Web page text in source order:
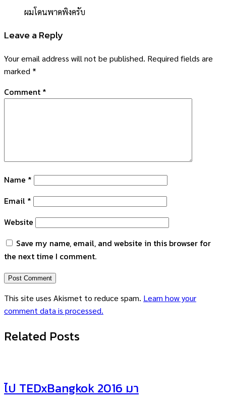
ผมโดนพาดพิงครับ
Leave a Reply
Your email address will not be published. Required fields are
marked *
Comment *
Name *
Email *
Website
Save my name, email, and website in this browser for
the next time I comment.
This site uses Akismet to reduce spam. Learn how your
comment data is processed.
Related Posts
ไป TEDxBangkok 2016 มา